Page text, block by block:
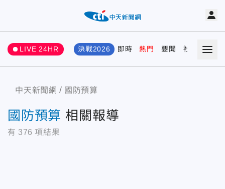
LIVE 24HR 決戰2026 即時 熱門 要聞 社會 娛樂
中天新聞網 國防預算
國防預算 相關報導
有 376 項結果